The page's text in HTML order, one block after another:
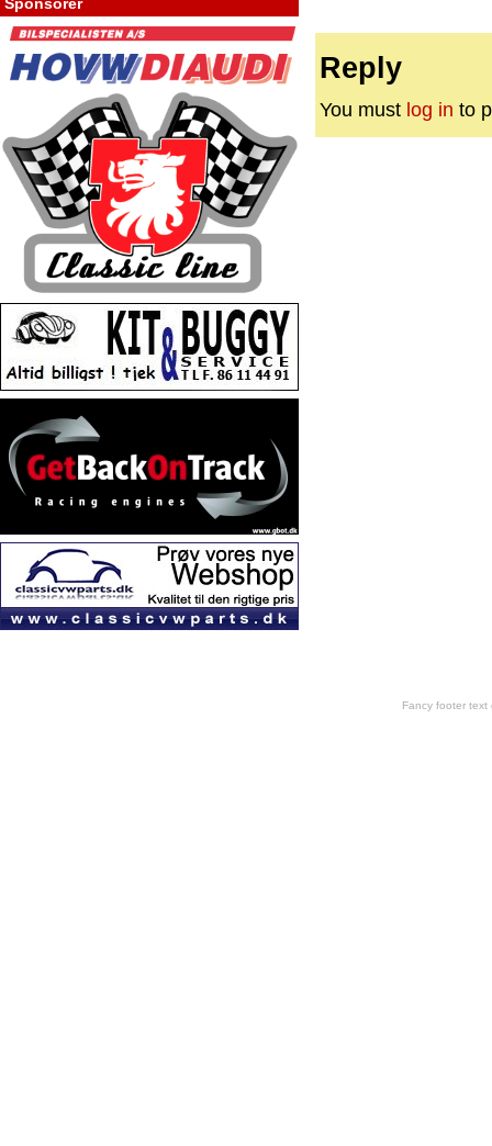
Reply
You must log in to
Fancy footer